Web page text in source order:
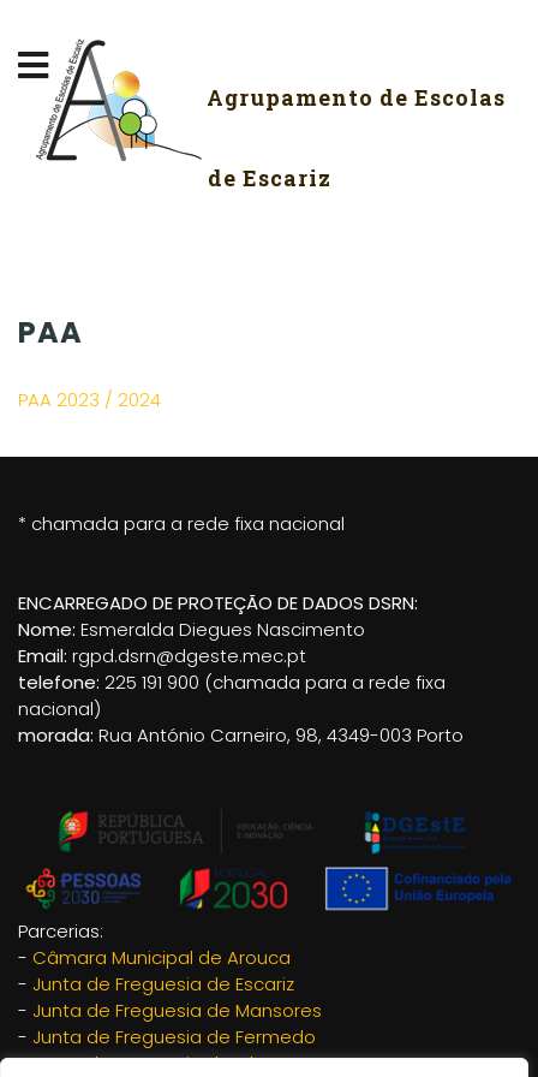
Agrupamento de Escolas
de Escariz
PAA
PAA 2023 / 2024
* chamada para a rede fixa nacional
ENCARREGADO DE PROTEÇÃO DE DADOS DSRN:
Nome: Esmeralda Diegues Nascimento
Email: rgpd.dsrn@dgeste.mec.pt
telefone: 225 191 900 (chamada para a rede fixa
nacional)
morada: Rua António Carneiro, 98, 4349-003 Porto
Parcerias:
- Câmara Municipal de Arouca
- Junta de Freguesia de Escariz
- Junta de Freguesia de Mansores
- Junta de Freguesia de Fermedo
-Junta de Freguesia de Chave